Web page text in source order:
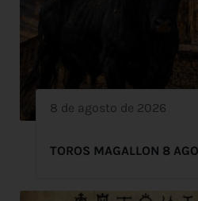
8 de agosto de 2026
TOROS MAGALLON 8